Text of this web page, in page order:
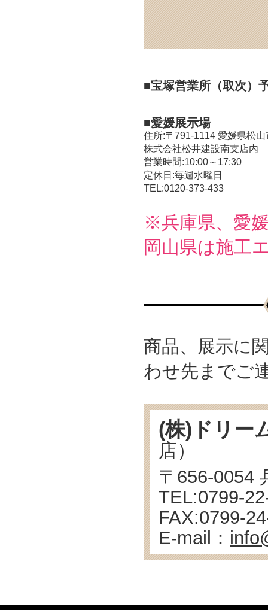
■宝塚営業所（取次）
■愛媛展示場
住所:〒791-1114 愛媛県松
株式会社松井建設南支店内
営業時間:10:00～17:30
定休日:毎週水曜日
TEL:0120-373-433
※兵庫県、愛
岡山県は施工
商品、展示に
わせ先までご
(株)ドリー
店）
〒656-0054
TEL:0799-
FAX:0799-
E-mail：